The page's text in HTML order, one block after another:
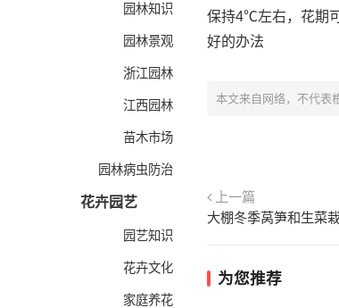
园林知识
园林景观
浙江园林
江西园林
苗木市场
园林病虫防治
花卉园艺
园艺知识
花卉文化
家庭养花
保持4℃左右，花期
好的办法
本文来自网络，不代表
上一篇
大棚冬季莴笋和生菜
为您推荐